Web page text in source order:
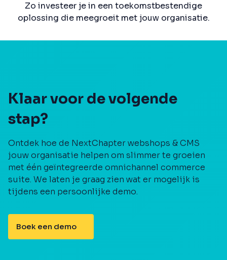
Zo investeer je in een toekomstbestendige
oplossing die meegroeit met jouw organisatie.
Klaar voor de volgende
stap?
Ontdek hoe de NextChapter webshops & CMS
jouw organisatie helpen om slimmer te groeien
met één geïntegreerde omnichannel commerce
suite. We laten je graag zien wat er mogelijk is
tijdens een persoonlijke demo.
Boek een demo